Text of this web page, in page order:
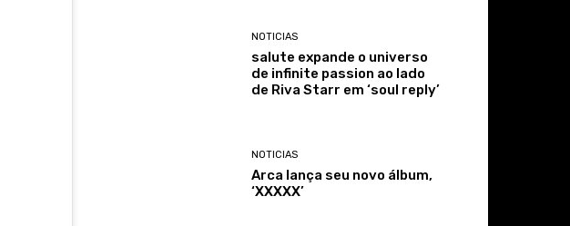
NOTICIAS
salute expande o universo
de infinite passion ao lado
de Riva Starr em ‘soul reply’
NOTICIAS
Arca lança seu novo álbum,
‘XXXXX’